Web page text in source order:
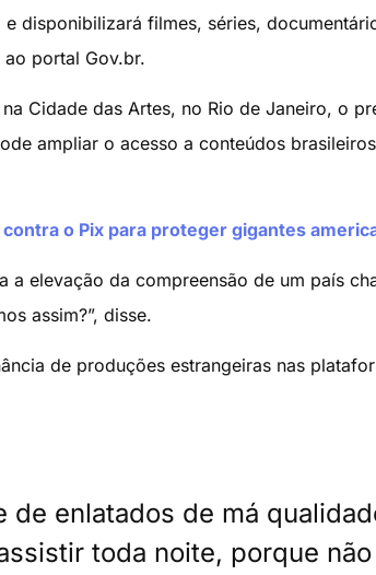
disponibilizará filmes, séries,
portal Gov.br.
Cidade das Artes, no Rio de Janeiro, o
ampliar o acesso a conteúdos
o Pix para proteger gigantes
a elevação da compreensão de um país
assim?”, disse.
de produções estrangeiras nas
de enlatados de má
toda noite, porque